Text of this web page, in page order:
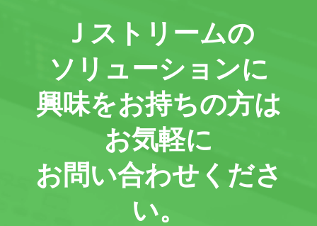
Ｊストリームの
ソリューションに
興味をお持ちの方は
お気軽に
お問い合わせくださ
い。